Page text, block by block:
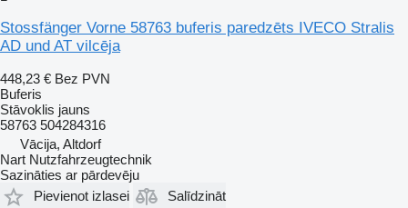
Stossfänger Vorne 58763 buferis paredzēts IVECO Stralis
AD und AT vilcēja
448,23 € Bez PVN
Buferis
Stāvoklis jauns
58763 504284316
Vācija, Altdorf
Nart Nutzfahrzeugtechnik
Sazināties ar pārdevēju
Pievienot izlasei
Salīdzināt